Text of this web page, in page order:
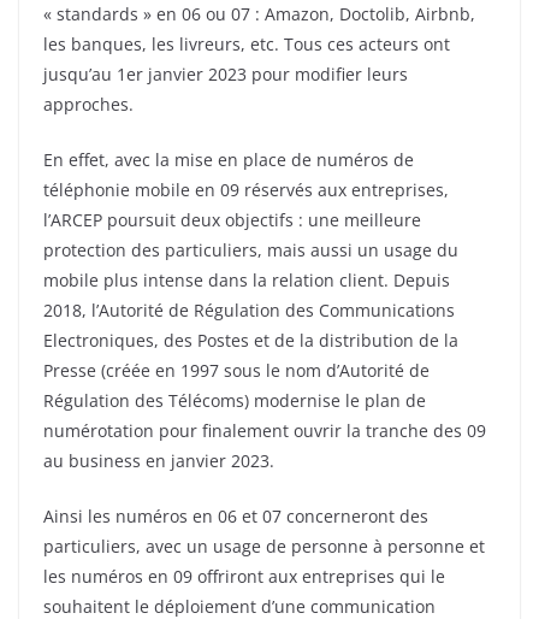
« standards » en 06 ou 07 : Amazon, Doctolib, Airbnb,
les banques, les livreurs, etc. Tous ces acteurs ont
jusqu’au 1er janvier 2023 pour modifier leurs
approches.
En effet, avec la mise en place de numéros de
téléphonie mobile en 09 réservés aux entreprises,
l’ARCEP poursuit deux objectifs : une meilleure
protection des particuliers, mais aussi un usage du
mobile plus intense dans la relation client. Depuis
2018, l’Autorité de Régulation des Communications
Electroniques, des Postes et de la distribution de la
Presse (créée en 1997 sous le nom d’Autorité de
Régulation des Télécoms) modernise le plan de
numérotation pour finalement ouvrir la tranche des 09
au business en janvier 2023.
Ainsi les numéros en 06 et 07 concerneront des
particuliers, avec un usage de personne à personne et
les numéros en 09 offriront aux entreprises qui le
souhaitent le déploiement d’une communication